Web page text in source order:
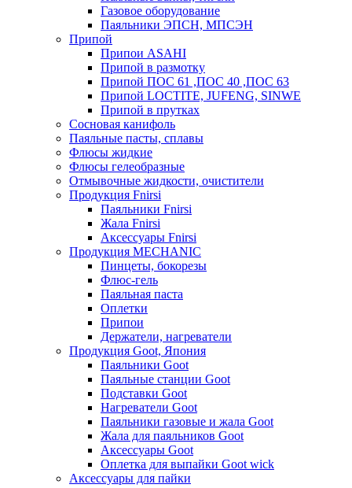
Газовое оборудование
Паяльники ЭПСН, МПСЭН
Припой
Припои ASAHI
Припой в размотку
Припой ПОС 61 ,ПОС 40 ,ПОС 63
Припой LOCTITE, JUFENG, SINWE
Припой в прутках
Сосновая канифоль
Паяльные пасты, сплавы
Флюсы жидкие
Флюсы гелеобразные
Отмывочные жидкости, очистители
Продукция Fnirsi
Паяльники Fnirsi
Жала Fnirsi
Аксессуары Fnirsi
Продукция MECHANIC
Пинцеты, бокорезы
Флюс-гель
Паяльная паста
Оплетки
Припои
Держатели, нагреватели
Продукция Goot, Япония
Паяльники Goot
Паяльные станции Goot
Подставки Goot
Нагреватели Goot
Паяльники газовые и жала Goot
Жала для паяльников Goot
Аксессуары Goot
Оплетка для выпайки Goot wick
Аксессуары для пайки